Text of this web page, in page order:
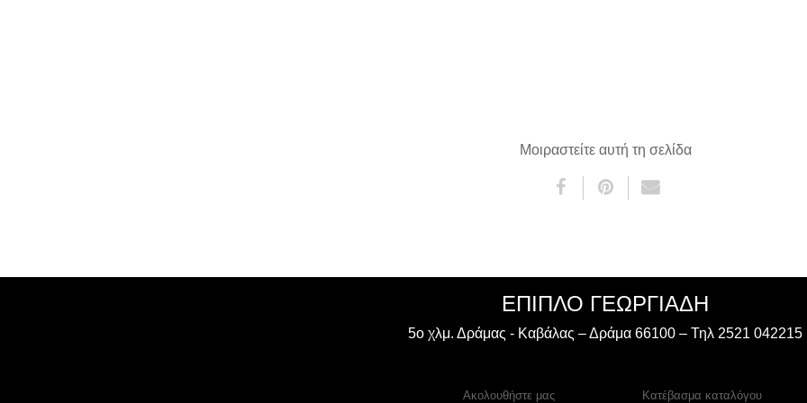
Μοιραστείτε αυτή τη σελίδα
ΈΠΙΠΛΟ ΓΕΩΡΓΙΑΔΗ
5ο χλμ. Δράμας - Καβάλας – Δράμα 66100 – Τηλ 2521 042215
Ακολουθήστε μας Κατέβασμα καταλόγου